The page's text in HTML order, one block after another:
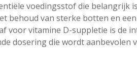
voedingsstof die belangrijk
behoud van sterke botten en
voor vitamine D-suppletie is de
dosering die wordt aanbevolen